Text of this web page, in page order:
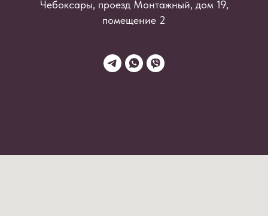
Чебоксары, проезд Монтажный, дом 19,
помещение 2